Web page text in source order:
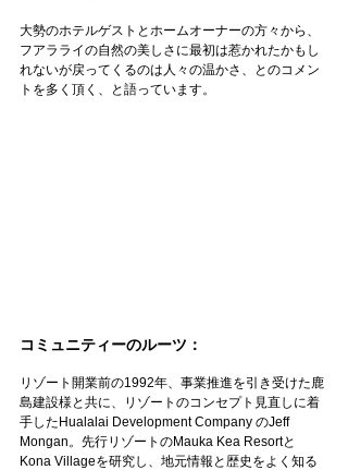
大勢のホテルゲストとホームオーナーの方々から、
フアラライの自然の美しさに最初は惹かれたかもし
れないが戻ってくるのは人々の温かさ、とのコメン
トを多く頂く、と語っています。
コミュニティーのルーツ：
リゾート開業前の1992年、事業推進を引き受けた鹿
島建設様と共に、リゾートのコンセプト見直しに着
手したHualalai Development Company のJeff
Mongan。先行リゾートのMauka Kea Resortと
Kona Villageを研究し、地元情報と歴史をよく知る